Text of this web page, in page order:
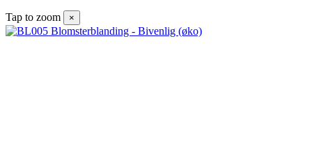
Tap to zoom ×